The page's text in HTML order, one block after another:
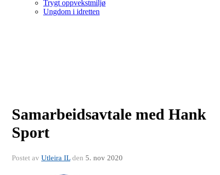
Trygt oppvekstmiljø
Ungdom i idretten
Samarbeidsavtale med Hank
Sport
Postet av Utleira ILden 5. nov 2020